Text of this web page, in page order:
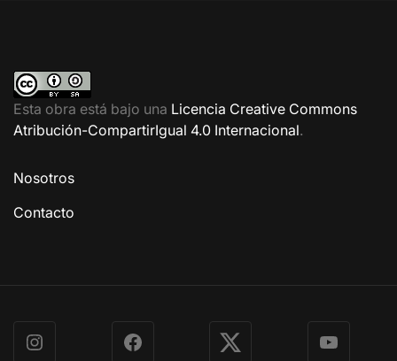
Esta obra está bajo una Licencia Creative Commons
Atribución-CompartirIgual 4.0 Internacional.
Nosotros
Contacto
Instagram Facebook X YouTube